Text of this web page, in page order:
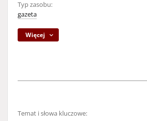
Typ zasobu:
gazeta
Więcej
Temat i słowa kluczowe: